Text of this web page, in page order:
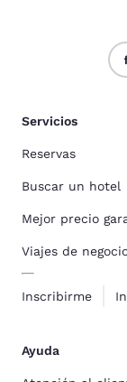
Servicios
Reservas
Buscar un hotel
Mejor precio
Viajes de
Inscribirme
Ayuda